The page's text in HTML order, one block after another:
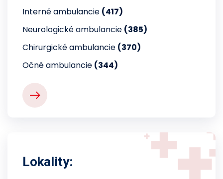
Interné ambulancie (417)
Neurologické ambulancie (385)
Chirurgické ambulancie (370)
Očné ambulancie (344)
Lokality: